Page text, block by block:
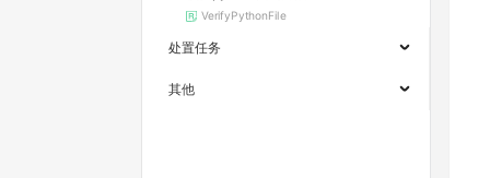
VerifyPythonFile
处置任务
其他